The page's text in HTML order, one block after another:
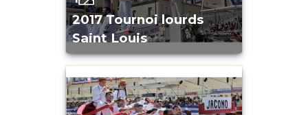
2017 Tournoi lourds
Saint Louis